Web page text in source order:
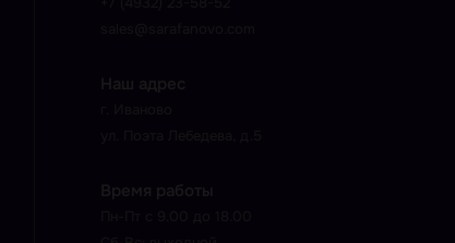
Наш адрес
Время работы